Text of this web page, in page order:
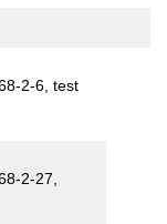
2-6, test
2-27,